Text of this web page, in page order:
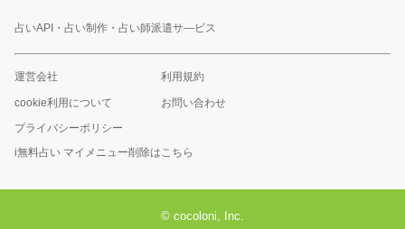
占いAPI・占い制作・占い師派遣サ―ビス
運営会社 利用規約
cookie利用について お問い合わせ
プライバシーポリシー
i無料占い マイメニュー削除はこちら
© cocoloni, Inc.